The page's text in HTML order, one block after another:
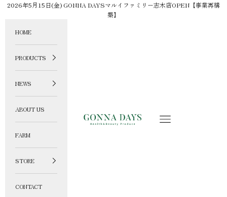
コンテンツへスキップ
2026年5月15日(金) GONNA DAYSマルイファミリー志木店OPEN【事業再構
築】
GONNA DAYS ONLINE STORE メニュー
HOME
PRODUCTS
NEWS
ABOUT US
FARM
STORE
CONTACT